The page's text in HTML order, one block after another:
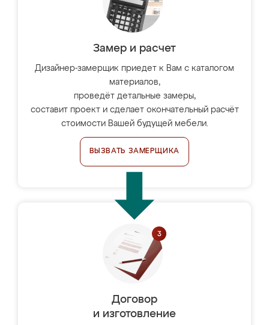
Замер и расчет
Дизайнер-замерщик приедет к Вам с каталогом
материалов,
проведёт детальные замеры,
составит проект и сделает окончательный расчёт
стоимости Вашей будущей мебели.
ВЫЗВАТЬ ЗАМЕРЩИКА
Договор
и изготовление